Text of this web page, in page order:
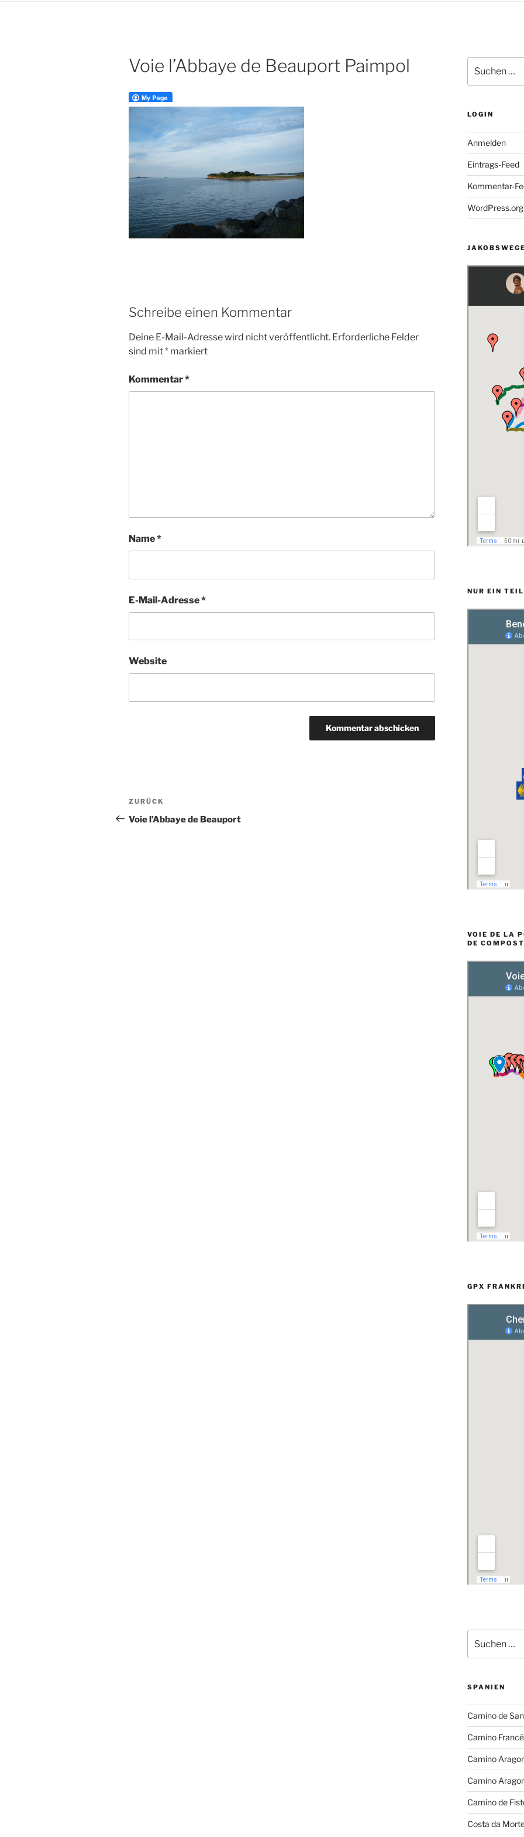
Voie l’Abbaye de Beauport Paimpol
Schreibe einen Kommentar
Deine E-Mail-Adresse wird nicht veröffentlicht. Erforderliche Felder
sind mit* markiert
Kommentar*
Name*
E-Mail-Adresse*
Website
Beitragsnavigation
Vorheriger
Beitrag
ZURÜCK
Voie l’Abbaye de Beauport
nach:
LOGIN
Anmelden
Eintrags-Feed
Kommentar-
WordPress.org
NUR EIN
VOIE DE LA
DE
GPX
nach:
SPANIEN
Camino de
Camino
Camino
Camino
Camino de
Costa da